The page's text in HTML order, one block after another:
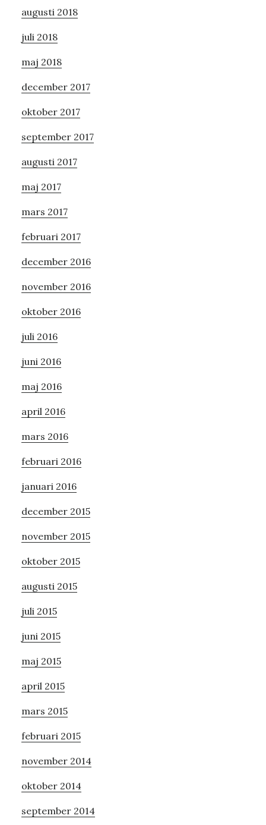
augusti 2018
juli 2018
maj 2018
december 2017
oktober 2017
september 2017
augusti 2017
maj 2017
mars 2017
februari 2017
december 2016
november 2016
oktober 2016
juli 2016
juni 2016
maj 2016
april 2016
mars 2016
februari 2016
januari 2016
december 2015
november 2015
oktober 2015
augusti 2015
juli 2015
juni 2015
maj 2015
april 2015
mars 2015
februari 2015
november 2014
oktober 2014
september 2014